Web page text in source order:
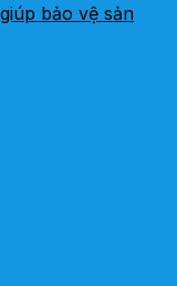
bảo vệ sản